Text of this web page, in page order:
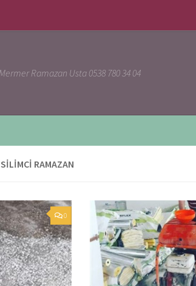
Ramazan Usta 0538 780 34 04
RAMAZAN
0